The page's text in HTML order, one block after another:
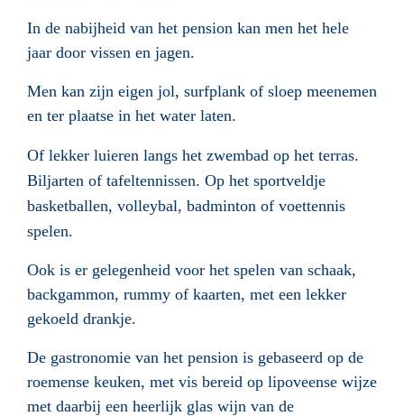
In de nabijheid van het pension kan men het hele
jaar door vissen en jagen.
Men kan zijn eigen jol, surfplank of sloep meenemen
en ter plaatse in het water laten.
Of lekker luieren langs het zwembad op het terras.
Biljarten of tafeltennissen. Op het sportveldje
basketballen, volleybal, badminton of voettennis
spelen.
Ook is er gelegenheid voor het spelen van schaak,
backgammon, rummy of kaarten, met een lekker
gekoeld drankje.
De gastronomie van het pension is gebaseerd op de
roemense keuken, met vis bereid op lipoveense wijze
met daarbij een heerlijk glas wijn van de